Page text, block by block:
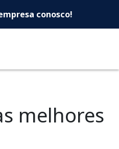
-
conosco!
melhores